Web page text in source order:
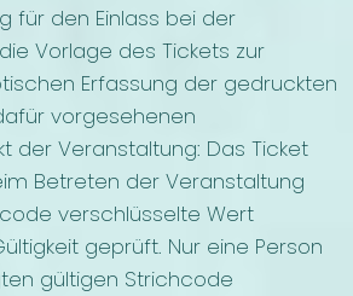
für den Einlass bei der
Vorlage des Tickets zur
Erfassung der gedruckten
vorgesehenen
der Veranstaltung: Das Ticket
Betreten der Veranstaltung
verschlüsselte Wert
geprüft. Nur eine Person
gültigen Strichcode